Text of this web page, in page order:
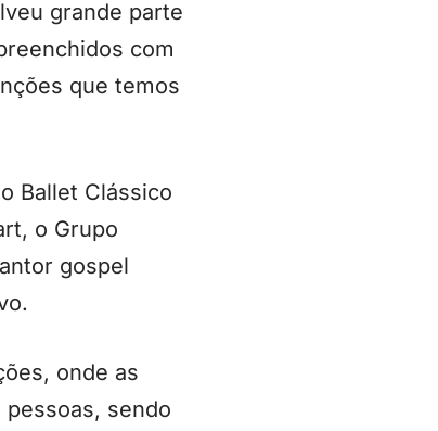
grande parte
com
que temos
Ballet Clássico
o Grupo
gospel
onde as
sendo